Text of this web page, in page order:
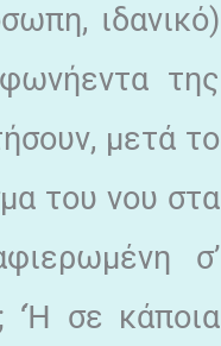
ιδανικό)
της
μετά το
του νου στα
σ’
‘Ή σε κάποια